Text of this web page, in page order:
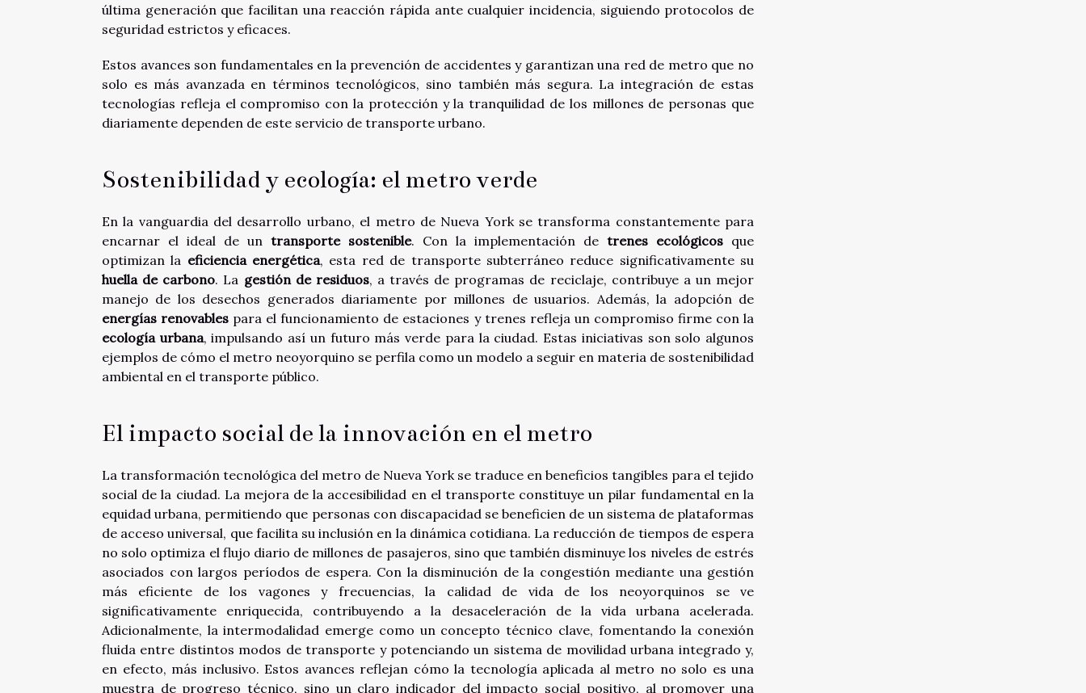
última generación que facilitan una reacción rápida ante cualquier incidencia, siguiendo protocolos de
seguridad estrictos y eficaces.
Estos avances son fundamentales en la prevención de accidentes y garantizan una red de metro que no
solo es más avanzada en términos tecnológicos, sino también más segura. La integración de estas
tecnologías refleja el compromiso con la protección y la tranquilidad de los millones de personas que
diariamente dependen de este servicio de transporte urbano.
Sostenibilidad y ecología: el metro verde
En la vanguardia del desarrollo urbano, el metro de Nueva York se transforma constantemente para
encarnar el ideal de un transporte sostenible. Con la implementación de trenes ecológicos que
optimizan la eficiencia energética, esta red de transporte subterráneo reduce significativamente su
huella de carbono. La gestión de residuos, a través de programas de reciclaje, contribuye a un mejor
manejo de los desechos generados diariamente por millones de usuarios. Además, la adopción de
energías renovables para el funcionamiento de estaciones y trenes refleja un compromiso firme con la
ecología urbana, impulsando así un futuro más verde para la ciudad. Estas iniciativas son solo algunos
ejemplos de cómo el metro neoyorquino se perfila como un modelo a seguir en materia de sostenibilidad
ambiental en el transporte público.
El impacto social de la innovación en el metro
La transformación tecnológica del metro de Nueva York se traduce en beneficios tangibles para el tejido
social de la ciudad. La mejora de la accesibilidad en el transporte constituye un pilar fundamental en la
equidad urbana, permitiendo que personas con discapacidad se beneficien de un sistema de plataformas
de acceso universal, que facilita su inclusión en la dinámica cotidiana. La reducción de tiempos de espera
no solo optimiza el flujo diario de millones de pasajeros, sino que también disminuye los niveles de estrés
asociados con largos períodos de espera. Con la disminución de la congestión mediante una gestión
más eficiente de los vagones y frecuencias, la calidad de vida de los neoyorquinos se ve
significativamente enriquecida, contribuyendo a la desaceleración de la vida urbana acelerada.
Adicionalmente, la intermodalidad emerge como un concepto técnico clave, fomentando la conexión
fluida entre distintos modos de transporte y potenciando un sistema de movilidad urbana integrado y,
en efecto, más inclusivo. Estos avances reflejan cómo la tecnología aplicada al metro no solo es una
muestra de progreso técnico, sino un claro indicador del impacto social positivo, al promover una